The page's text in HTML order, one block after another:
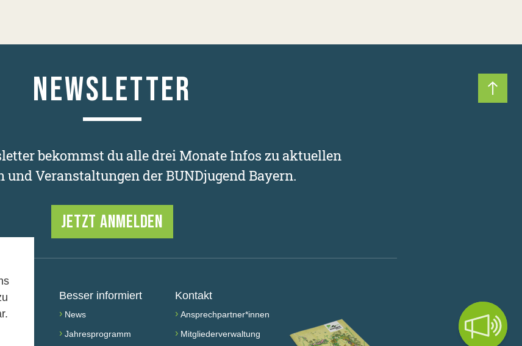
NEWSLETTER
bekommst du alle drei Monate Infos zu aktuellen
und Veranstaltungen der BUNDjugend Bayern.
JETZT ANMELDEN
Besser informiert
› News
› Jahresprogramm
Kontakt
› Ansprechpartner*innen
› Mitgliederverwaltung